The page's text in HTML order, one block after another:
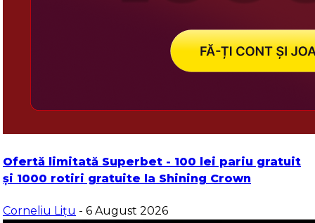
Ofertă limitată Superbet - 100 lei pariu gratuit
și 1000 rotiri gratuite la Shining Crown
Corneliu Lițu - 6 August 2026